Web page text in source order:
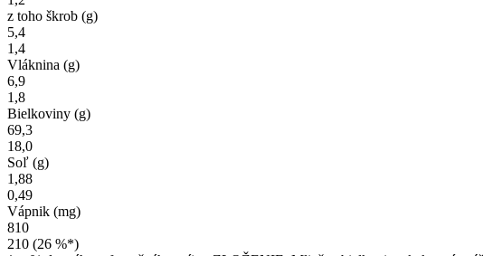
z toho škrob (g)
5,4
1,4
Vláknina (g)
6,9
1,8
Bielkoviny (g)
69,3
18,0
Soľ (g)
1,88
0,49
Vápnik (mg)
810
210 (26 %*)